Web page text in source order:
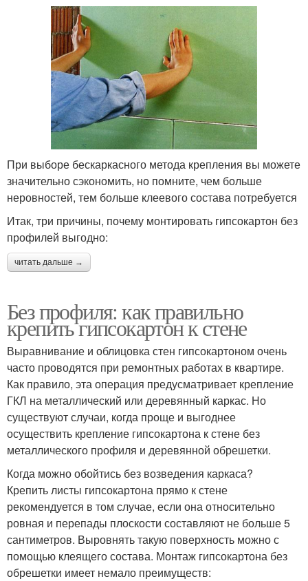
При выборе бескаркасного метода крепления вы можете
значительно сэкономить, но помните, чем больше
неровностей, тем больше клеевого состава потребуется
Итак, три причины, почему монтировать гипсокартон без
профилей выгодно:
читать дальше →
Без профиля: как правильно
крепить гипсокартон к стене
Выравнивание и облицовка стен гипсокартоном очень
часто проводятся при ремонтных работах в квартире.
Как правило, эта операция предусматривает крепление
ГКЛ на металлический или деревянный каркас. Но
существуют случаи, когда проще и выгоднее
осуществить крепление гипсокартона к стене без
металлического профиля и деревянной обрешетки.
Когда можно обойтись без возведения каркаса?
Крепить листы гипсокартона прямо к стене
рекомендуется в том случае, если она относительно
ровная и перепады плоскости составляют не больше 5
сантиметров. Выровнять такую поверхность можно с
помощью клеящего состава. Монтаж гипсокартона без
обрешетки имеет немало преимуществ: